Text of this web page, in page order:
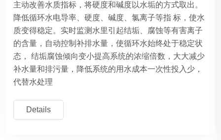
主动改善水质指标，将硬度和碱度以水垢的方式取出。
降低循环水电导率、硬度、碱度、氯离子等指 标，使水
质变得稳定。实时监测水里引起结垢、腐蚀等有害离子
的含量，自动控制补排水量，使循环水始终处于稳定状
态， 结垢腐蚀倾向变小提高系统的浓缩倍数，大大减少
补水量和排污量，降低系统的用水成本一次性投入少，
代替水处理
Details